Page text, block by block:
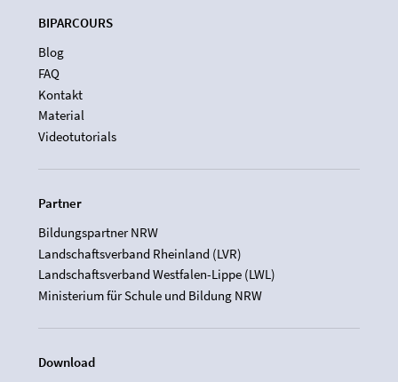
BIPARCOURS
Blog
FAQ
Kontakt
Material
Videotutorials
Partner
Bildungspartner NRW
Landschaftsverband Rheinland (LVR)
Landschaftsverband Westfalen-Lippe (LWL)
Ministerium für Schule und Bildung NRW
Download